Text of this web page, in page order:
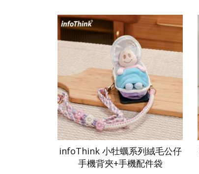
infoThink 小牡蠣系列絨毛公仔
手機背夾+手機配件袋